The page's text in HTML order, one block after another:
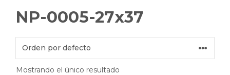
NP-0005-27x37
Mostrando el único resultado